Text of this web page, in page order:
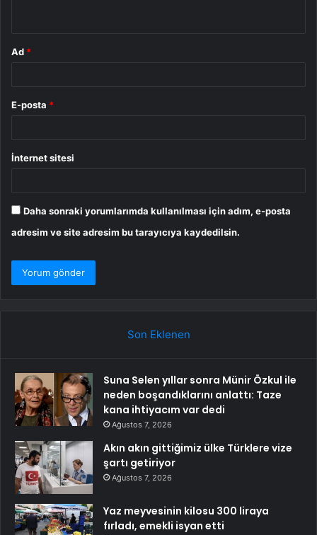
Ad *
E-posta *
İnternet sitesi
Daha sonraki yorumlarımda kullanılması için adım, e-posta
adresim ve site adresim bu tarayıcıya kaydedilsin.
Son Eklenen
Suna Selen yıllar sonra Münir Özkul ile
neden boşandıklarını anlattı: Taze
kana ihtiyacım var dedi
Ağustos 7, 2026
Akın akın gittiğimiz ülke Türklere vize
şartı getiriyor
Ağustos 7, 2026
Yaz meyvesinin kilosu 300 liraya
fırladı, emekli isyan etti